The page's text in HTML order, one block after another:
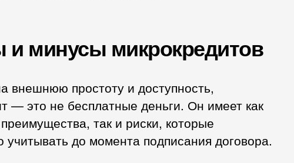
минусы микрокредитов
внешнюю простоту и доступность,
— это не бесплатные деньги. Он имеет как
так и риски, которые
учитывать до момента подписания договора.